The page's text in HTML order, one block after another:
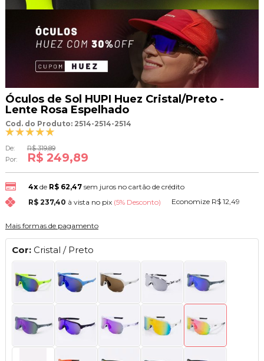
Óculos de Sol HUPI Huez Cristal/Preto -
Lente Rosa Espelhado
Cod. do Produto: 2514-2514-2514
De:
R$ 319,89
Por:
R$ 249,89
4xde R$ 62,47 sem juros no cartão de crédito
R$ 237,40 à vista no pix (5% Desconto) Economize R$ 12,49
Mais formas de pagamento
Cor: Cristal / Preto